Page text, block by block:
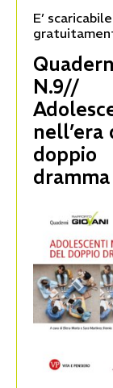
E’ scaricabile
N.9//
nell’era
doppio
dramma